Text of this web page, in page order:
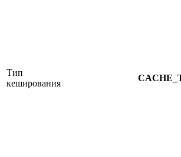
Тип
кеширования